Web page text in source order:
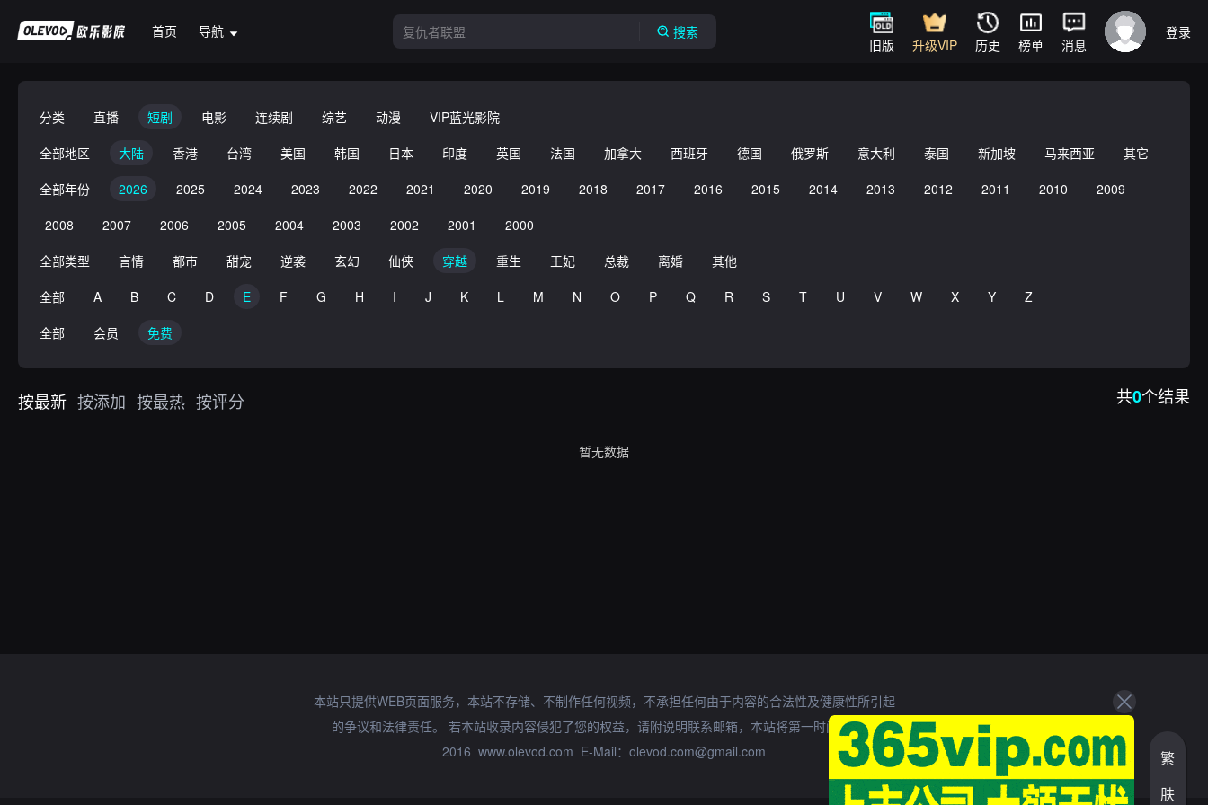
首页 导航 搜索
旧版 升级VIP 历史 榜单 消息
登录
分类 直播 短剧 电影 连续剧 综艺 动漫
VIP蓝光影院
全部地区
大陆 香港 台湾 美国 韩国 日本 印度 英国 法国 加拿大 西班牙 德国 俄罗斯 意大利 泰国 新加坡 马来西亚
其它
全部年份
2026 2025 2024 2023 2022 2021 2020 2019 2018 2017 2016 2015 2014 2013 2012 2011 2010
2009
2008
2007 2006 2005 2004 2003 2002 2001
2000
全部类型
言情 都市 甜宠 逆袭 玄幻 仙侠 穿越 重生 王妃 总裁 离婚
其他
全部
A B C D E F G H I J K L M N O P Q R S T U V W X Y
Z
全部
会员 免费
按最新 按添加 按最热 按评分 共0个结果
暂无数据
本站只提供WEB页面服务，本站不存储、不制作任何视频，不承担任何由于内容的合法性及健康性所引起
的争议和法律责任。 若本站收录内容侵犯了您的权益，请附说明联系邮箱，本站将第一时间处理。
2016 www.olevod.com E-Mail：olevod.com@gmail.com
繁
肤